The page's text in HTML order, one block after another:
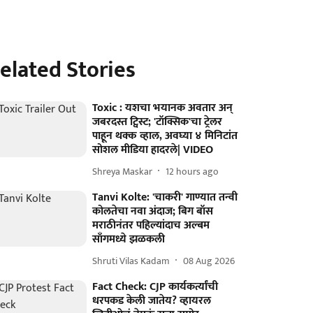
Stories
Toxic : यशचा भयानक अवतार अन्
जबरदस्त ट्विस्ट; 'टॉक्सिक'चा ट्रेलर
पाहून थक्क व्हाल, अवघ्या ४ मिनिटांत
सोशल मीडिया हादरले| VIDEO
Shreya Maskar 12 hours ago
Tanvi Kolte: 'चाकरी' गाण्यात तन्वी
कोलतेचा नवा अंदाज; बिग बॉस
मराठीनंतर पहिल्यांदाच अल्बम
साँगमध्ये झळकली
Shruti Vilas Kadam 08 Aug 2026
Fact Check: CJP कार्यकर्त्यांची
धरपकड केली जातेय? व्हायरल